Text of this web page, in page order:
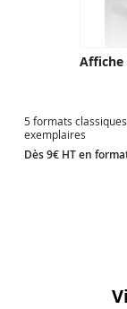
5 formats
exemplaires
Dès 9€ HT en